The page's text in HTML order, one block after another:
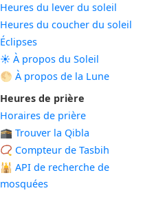
Heures du lever du soleil
Heures du coucher du soleil
Éclipses
☀️ À propos du Soleil
🌕 À propos de la Lune
Heures de prière
Horaires de prière
🕋 Trouver la Qibla
📿 Compteur de Tasbih
🕌 API de recherche de
mosquées